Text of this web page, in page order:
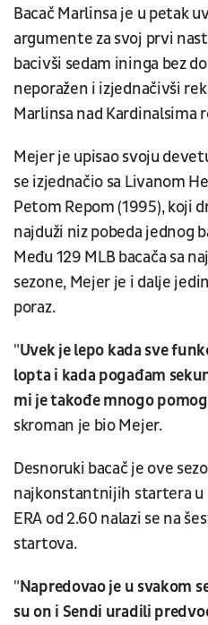
Bacač Marlinsa je u petak
argumente za svoj prvi
bacivši sedam ininga bez
neporažen i izjednačivši
Marlinsa nad Kardinalsima
Mejer je upisao svoju
se izjednačio sa Livanom
Petom Repom (1995), koji
najduži niz pobeda jednog
Među 129 MLB bacača sa
sezone, Mejer je i dalje
poraz.
"Uvek je lepo kada sve
lopta i kada pogađam
mi je takođe mnogo
skroman je bio Mejer.
Desnoruki bacač je ove
najkonstantnijih startera u
ERA od 2.60 nalazi se na
startova.
"Napredovao je u svakom
su on i Sendi uradili